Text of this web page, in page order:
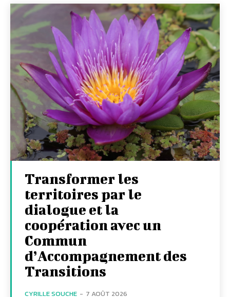
Transformer les
territoires par le
dialogue et la
coopération avec un
Commun
d’Accompagnement des
Transitions
CYRILLE SOUCHE - 7 AOÛT 2026